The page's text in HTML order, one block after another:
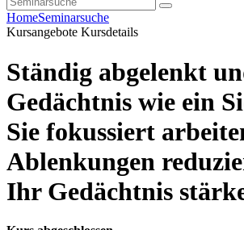
HomeSeminarsuche
Kursangebote Kursdetails
Ständig abgelenkt
Gedächtnis wie ein
Sie fokussiert
Ablenkungen
Ihr Gedächtnis